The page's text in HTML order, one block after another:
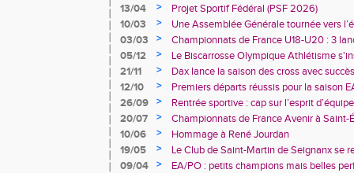
13/04
>
Projet Sportif Fédéral (PSF 2026)
10/03
>
Une Assemblée Générale tournée vers
03/03
>
Championnats de France U18-U20 : 3
deux champions de France
05/12 >
Le Biscarrosse Olympique Athlétisme
"Du Stade vers l'Emploi"
21/11 >
Dax lance la saison des cross avec succès
12/10
>
Premiers départs réussis pour la saison
26/09
>
Rentrée sportive : cap sur l’esprit
20/07
>
Championnats de France Avenir à Saint-
rendez-vous
10/06 >
Hommage à René Jourdan
19/05
>
Le Club de Saint-Martin de Seignanx se
09/04
>
EA/PO : petits champions mais belles